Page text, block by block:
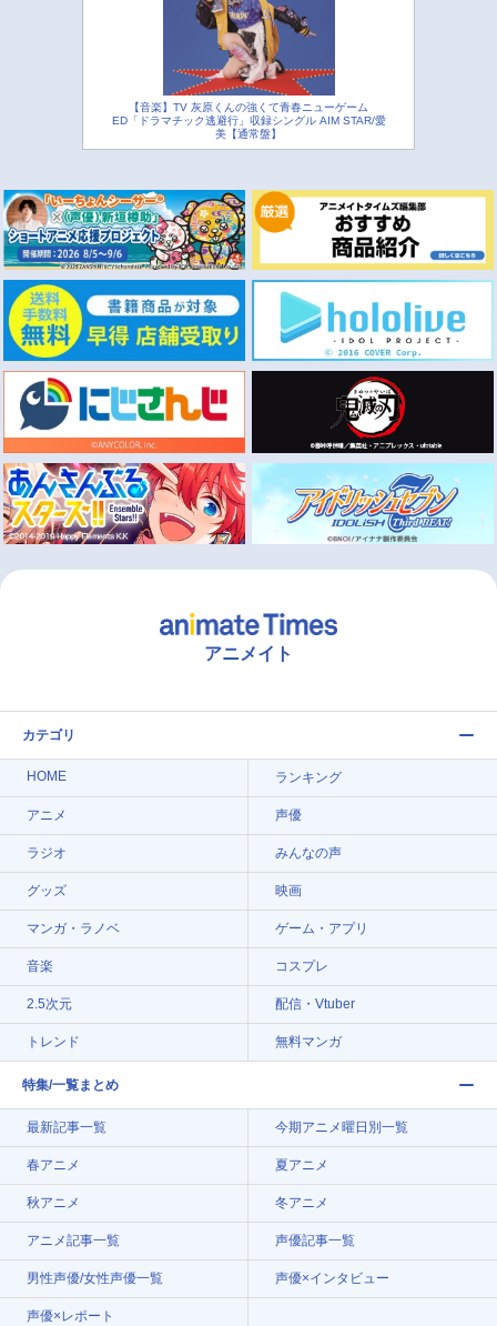
【音楽】TV 灰原くんの強くて青春ニューゲーム
ED「ドラマチック逃避行」収録シングル AIM STAR/愛
美【通常盤】
アニメイト
カテゴリ
HOME ランキング
アニメ 声優
ラジオ みんなの声
グッズ 映画
マンガ・ラノベ ゲーム・アプリ
音楽 コスプレ
2.5次元 配信・Vtuber
トレンド 無料マンガ
特集/一覧まとめ
最新記事一覧 今期アニメ曜日別一覧
春アニメ 夏アニメ
秋アニメ 冬アニメ
アニメ記事一覧 声優記事一覧
男性声優/女性声優一覧 声優×インタビュー
声優×レポート